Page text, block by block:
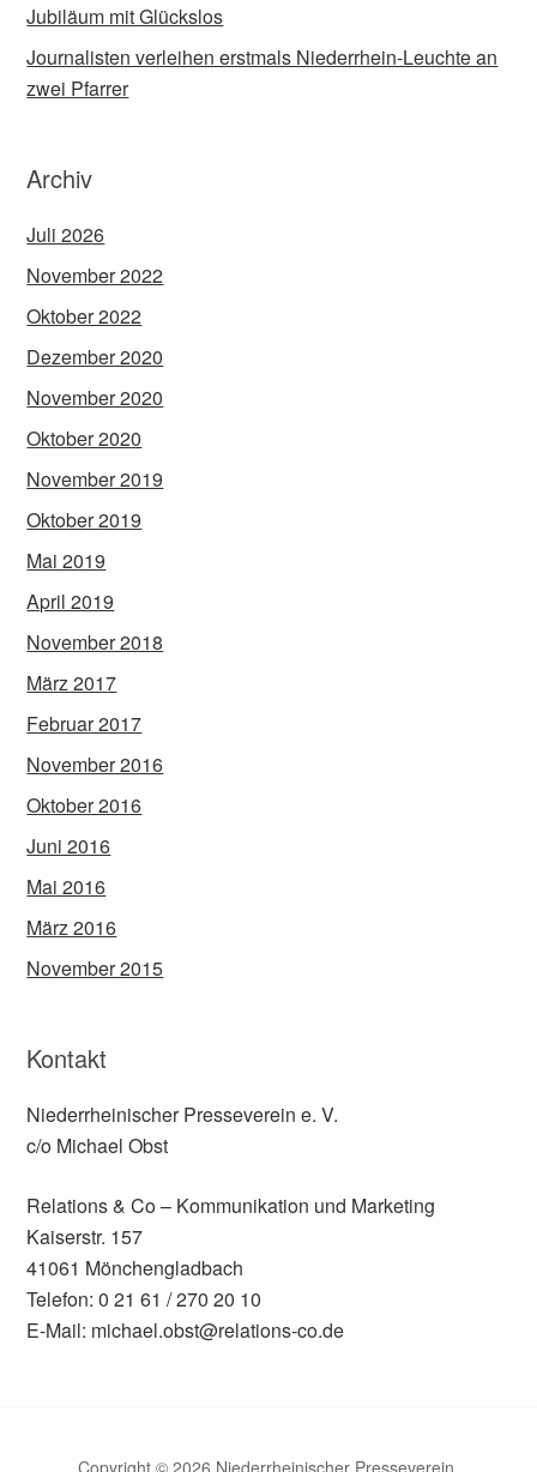
Jubiläum mit Glückslos
Journalisten verleihen erstmals Niederrhein-Leuchte an
zwei Pfarrer
Archiv
Juli 2026
November 2022
Oktober 2022
Dezember 2020
November 2020
Oktober 2020
November 2019
Oktober 2019
Mai 2019
April 2019
November 2018
März 2017
Februar 2017
November 2016
Oktober 2016
Juni 2016
Mai 2016
März 2016
November 2015
Kontakt
Niederrheinischer Presseverein e. V.
c/o Michael Obst
Relations & Co – Kommunikation und Marketing
Kaiserstr. 157
41061 Mönchengladbach
Telefon: 0 21 61 / 270 20 10
E-Mail: michael.obst@relations-co.de
Copyright © 2026 Niederrheinischer Presseverein.